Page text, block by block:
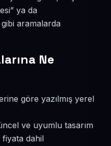
ya da
aramalarda
Ne
göre yazılmış yerel
ve uyumlu tasarım
fiyata dahil